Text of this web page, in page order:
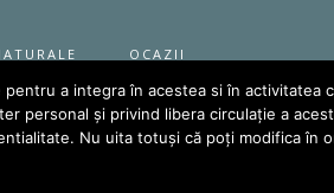
OCAZII
Solutions
a integra în acestea si în activitatea
personal și privind libera circulație a
Nu uita totuși că poți modifica în